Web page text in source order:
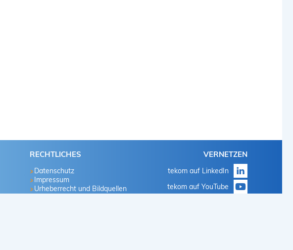
RECHTLICHES
Datenschutz
Impressum
Urheberrecht und Bildquellen
VERNETZEN
tekom auf LinkedIn
tekom auf YouTube